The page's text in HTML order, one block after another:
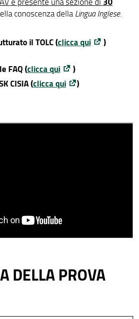
conoscenza dellaLingua Inglese.
il TOLC(clicca qui )
FAQ (clicca qui )
CISIA (clicca qui )
DELLA PROVA